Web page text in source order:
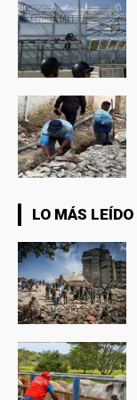
LO MÁS LEÍDO